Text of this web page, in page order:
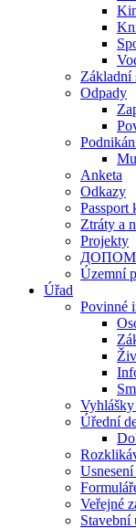
Základní
Odpady
Anketa
Odkazy
Passport
Ztráty a
Projekty
Územní
Úřad
Povinné
Úřední
Veřejné
Stavební